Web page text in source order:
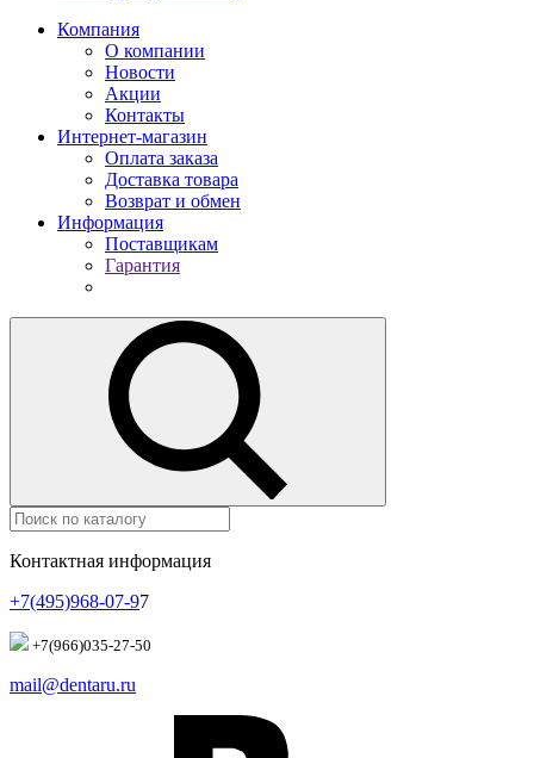
Компания
О компании
Новости
Акции
Контакты
Интернет-магазин
Оплата заказа
Доставка товара
Возврат и обмен
Информация
Поставщикам
Гарантия
Контактная информация
+7(495)968-07-97
+7(966)035-27-50
mail@dentaru.ru